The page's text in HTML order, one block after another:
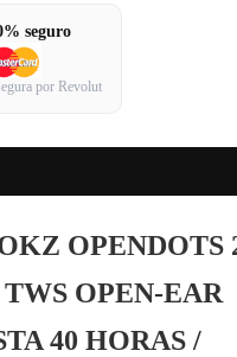
seguro
por Revolut
OPENDOTS
OPEN-EAR
40 HORAS /